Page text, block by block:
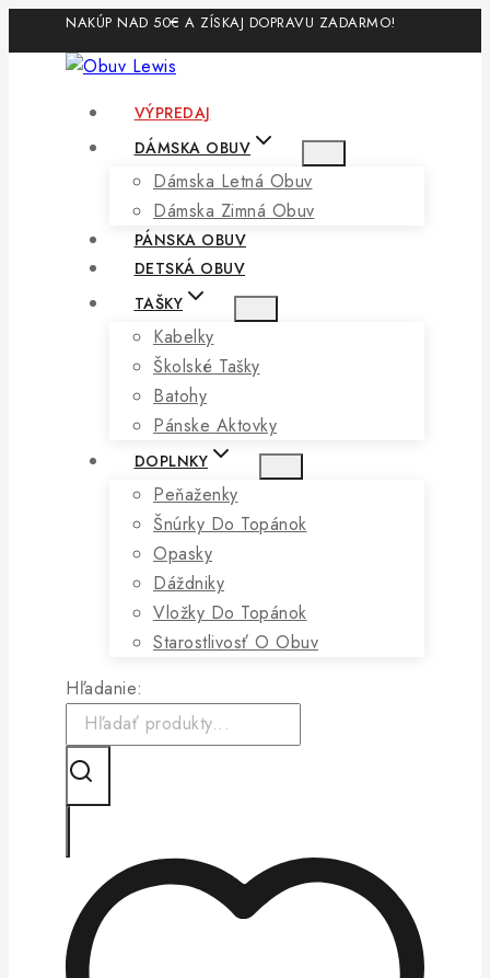
to
content
NAKÚP NAD 50€ A ZÍSKAJ DOPRAVU ZADARMO!
VÝPREDAJ
DÁMSKA OBUV
Dámska Letná Obuv
Dámska Zimná Obuv
PÁNSKA OBUV
DETSKÁ OBUV
TAŠKY
Kabelky
Školské Tašky
Batohy
Pánske Aktovky
DOPLNKY
Peňaženky
Šnúrky Do Topánok
Opasky
Dáždniky
Vložky Do Topánok
Starostlivosť O Obuv
Hľadanie: